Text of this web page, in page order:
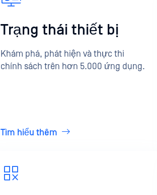
Trạng thái thiết bị
Khám phá, phát hiện và thực thi
chính sách trên hơn 5.000 ứng dụng.
Tìm hiểu thêm